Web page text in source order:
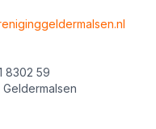
8302 59